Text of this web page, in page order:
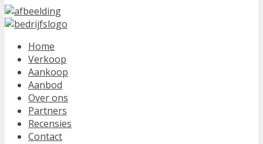
Home
Verkoop
Aankoop
Aanbod
Over ons
Partners
Recensies
Contact